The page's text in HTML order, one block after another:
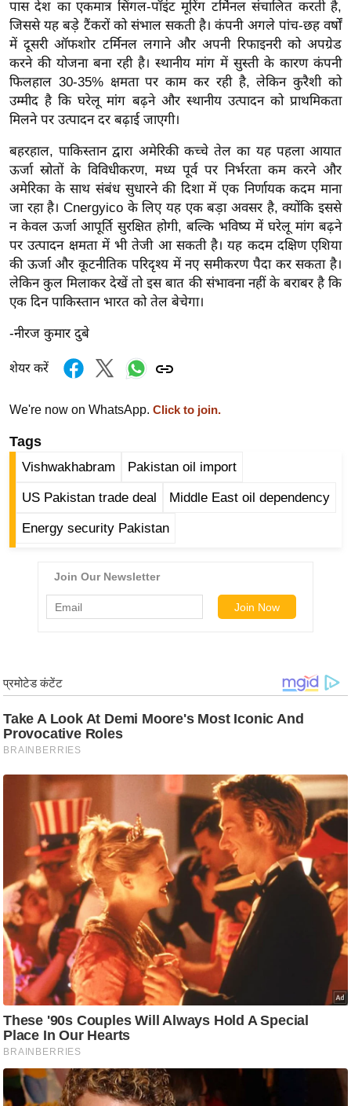
/
फै
श
न
घ
रे
नु
स्खे
प
र्य
ट
न
स्थ
ल
फि
ने
मं
त्रा
रि
श
न
श्ले
ष
ण
स
म
क
मा
तृ
भू
मि
स्तं
भ
ए
म
.
आ
र
पास देश का एकमात्र सिंगल-पॉइंट मूरिंग टर्मिनल संचालित करती है,
जिससे यह बड़े टैंकरों को संभाल सकती है। कंपनी अगले पांच-छह वर्षों
में दूसरी ऑफशोर टर्मिनल लगाने और अपनी रिफाइनरी को अपग्रेड
करने की योजना बना रही है। स्थानीय मांग में सुस्ती के कारण कंपनी
फिलहाल 30-35% क्षमता पर काम कर रही है, लेकिन कुरैशी को
उम्मीद है कि घरेलू मांग बढ़ने और स्थानीय उत्पादन को प्राथमिकता
मिलने पर उत्पादन दर बढ़ाई जाएगी।
बहरहाल, पाकिस्तान द्वारा अमेरिकी कच्चे तेल का यह पहला आयात
ऊर्जा स्रोतों के विविधीकरण, मध्य पूर्व पर निर्भरता कम करने और
अमेरिका के साथ संबंध सुधारने की दिशा में एक निर्णायक कदम माना
जा रहा है। Cnergyico के लिए यह एक बड़ा अवसर है, क्योंकि इससे
न केवल ऊर्जा आपूर्ति सुरक्षित होगी, बल्कि भविष्य में घरेलू मांग बढ़ने
पर उत्पादन क्षमता में भी तेजी आ सकती है। यह कदम दक्षिण एशिया
की ऊर्जा और कूटनीतिक परिदृश्य में नए समीकरण पैदा कर सकता है।
लेकिन कुल मिलाकर देखें तो इस बात की संभावना नहीं के बराबर है कि
एक दिन पाकिस्तान भारत को तेल बेचेगा।
-नीरज कुमार दुबे
शेयर करें
We're now on WhatsApp. Click to join.
Tags
Vishwakhabram Pakistan oil import
US Pakistan trade deal Middle East oil dependency
Energy security Pakistan